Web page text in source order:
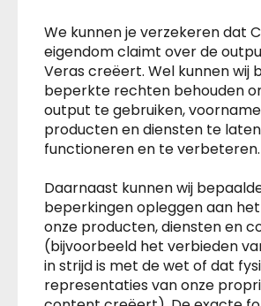
We kunnen je verzekeren dat
eigendom claimt over de
Veras creëert. Wel kunnen wij
beperkte rechten behouden
output te gebruiken,
producten en diensten te laten
functioneren en te verbeteren.
Daarnaast kunnen wij
beperkingen opleggen aan
onze producten, diensten en
(bijvoorbeeld het verbieden
in strijd is met de wet of dat
representaties van onze